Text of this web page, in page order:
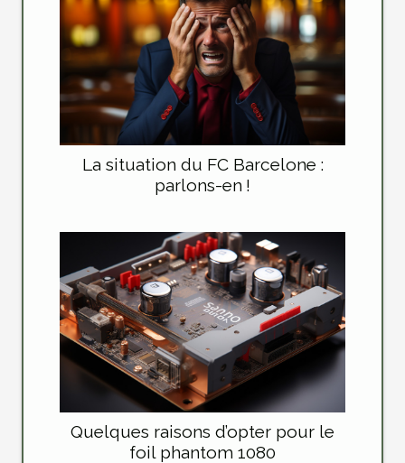
La situation du FC Barcelone :
parlons-en !
Quelques raisons d’opter pour le
foil phantom 1080